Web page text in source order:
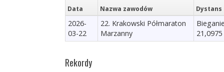
Data Nazwa zawodów Dystans
2026-
03-22
22. Krakowski Półmaraton
Marzanny
Rekordy